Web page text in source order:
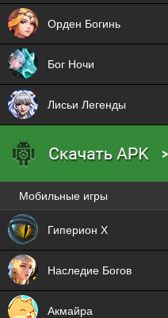
Орден Богинь
Бог Ночи
Лисьи Легенды
Мобильные игры
Гиперион Х
Наследие Богов
Акмайра